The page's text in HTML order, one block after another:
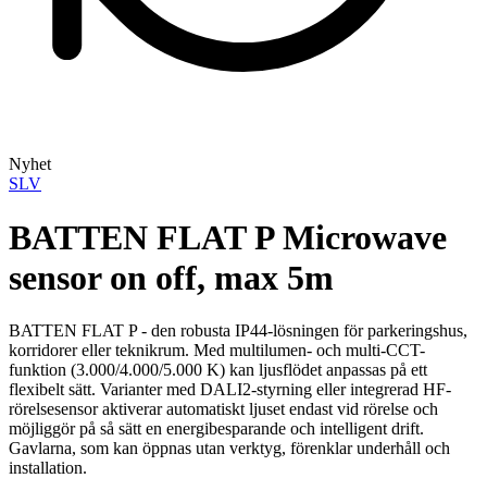
Nyhet
SLV
BATTEN FLAT P Microwave
sensor on off, max 5m
BATTEN FLAT P - den robusta IP44-lösningen för parkeringshus,
korridorer eller teknikrum. Med multilumen- och multi-CCT-
funktion (3.000/4.000/5.000 K) kan ljusflödet anpassas på ett
flexibelt sätt. Varianter med DALI2-styrning eller integrerad HF-
rörelsesensor aktiverar automatiskt ljuset endast vid rörelse och
möjliggör på så sätt en energibesparande och intelligent drift.
Gavlarna, som kan öppnas utan verktyg, förenklar underhåll och
installation.